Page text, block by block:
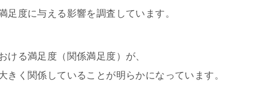
足度に与える影響を調査しています。
ける満足度（関係満足度）が、
きく関係していることが明らかになっています。